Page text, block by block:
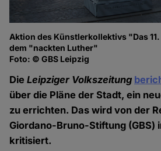
Aktion des Künstlerkollektivs "Das
dem "nackten Luther"
Foto: © GBS Leipzig
DieLeipziger Volkszeitung
über die Pläne der Stadt, ein
zu errichten. Das wird von der
Giordano-Bruno-Stiftung (GBS)
kritisiert.